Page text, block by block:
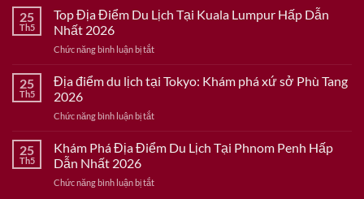
Bắc
Dẫn
2026
Điểm
Du
Tại
Hấp
2026
25
Th5
Top Địa Điểm Du Lịch Tại Kuala Lumpur Hấp Dẫn
Nhất 2026
Chức năng bình luận bị tắtở
Địa
Điểm
Lịch
Kuala
Dẫn
25
Th5
Địa điểm du lịch tại Tokyo: Khám phá xứ sở Phù Tang
2026
Chức năng bình luận bị tắtở
điểm
tại
25
Th5
Khám Phá Địa Điểm Du Lịch Tại Phnom Penh Hấp
Dẫn Nhất 2026
Chức năng bình luận bị tắtở